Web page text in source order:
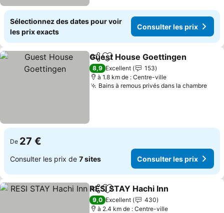
Sélectionnez des dates pour voir
les prix exacts
Consulter les prix
PartagerAjouter à mes favoris
Guest House Goettingen
8,9 Excellent
153
à 1.8 km de : Centre-ville
Bains à remous privés dans la chambre
De 27 €
Consulter les prix de 7 sites Consulter les prix
PartagerAjouter à mes favoris
RESI STAY Hachi Inn
9,0 Excellent
430
à 2.4 km de : Centre-ville